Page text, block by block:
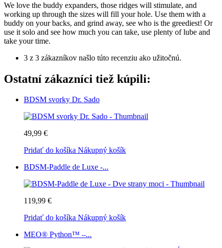
We love the buddy expanders, those ridges will stimulate, and
working up through the sizes will fill your hole. Use them with a
buddy on your backs, and grind away, see who is the greediest! Or
use it solo and see how much you can take, use plenty of lube and
take your time.
3 z 3 zákazníkov našlo túto recenziu ako užitočnú.
Ostatní zákazníci tiež kúpili:
BDSM svorky Dr. Sado
49,99 €
Pridať do košíka Nákupný košík
BDSM-Paddle de Luxe -...
119,99 €
Pridať do košíka Nákupný košík
MEO® Python™ –...